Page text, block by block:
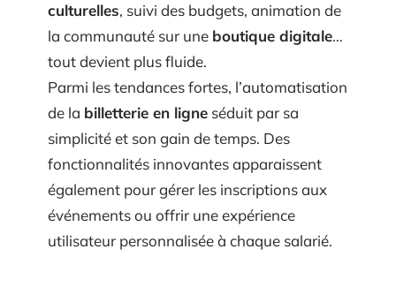
culturelles, suivi des budgets, animation de
la communauté sur une boutique digitale…
tout devient plus fluide.
Parmi les tendances fortes, l’automatisation
de la billetterie en ligne séduit par sa
simplicité et son gain de temps. Des
fonctionnalités innovantes apparaissent
également pour gérer les inscriptions aux
événements ou offrir une expérience
utilisateur personnalisée à chaque salarié.